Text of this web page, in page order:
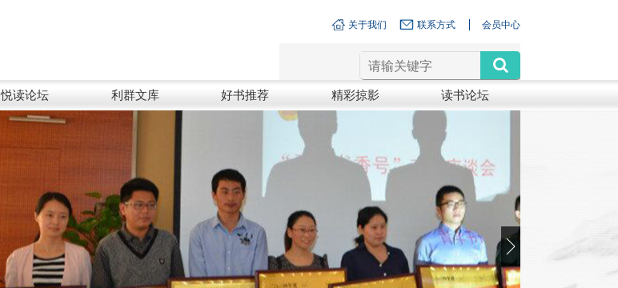
会员中心
联系方式
关于我们
悦读论坛 利群文库 好书推荐 精彩掠影 读书论坛